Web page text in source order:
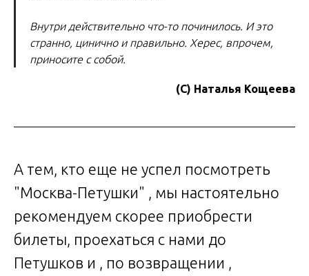
Внутри действительно что-то починилось. И это
странно, цинично и правильно. Херес, впрочем,
приносите с собой.
(С) Наталья Кощеева
А тем, кто еще не успел посмотреть
"Москва-Петушки" , мы настоятельно
рекомендуем скорее приобрести
билеты, проехаться с нами до
Петушков и , по возвращении ,